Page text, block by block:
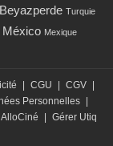
Beyazperde Turquie
México Mexique
CGU CGV
Personnelles
Gérer Utiq